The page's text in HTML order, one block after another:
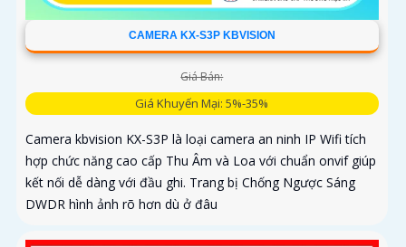
CAMERA KX-S3P KBVISION
Giá Bán:
Giá Khuyến Mại: 5%-35%
Camera kbvision KX-S3P là loại camera an ninh IP Wifi tích
hợp chức năng cao cấp Thu Âm và Loa với chuẩn onvif giúp
kết nối dễ dàng với đầu ghi. Trang bị Chống Ngược Sáng
DWDR hình ảnh rõ hơn dù ở đâu